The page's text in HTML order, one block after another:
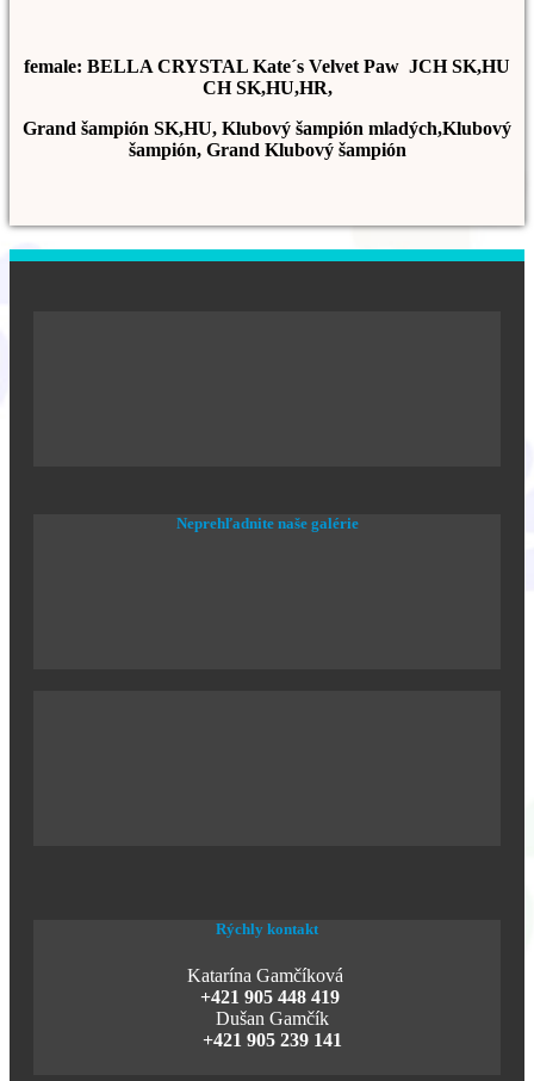
female: BELLA CRYSTAL Kate´s Velvet Paw JCH SK,HU
CH SK,HU,HR,
Grand šampión SK,HU, Klubový šampión mladých,Klubový
šampión, Grand Klubový šampión
Neprehľadnite naše galérie
Rýchly kontakt
Katarína Gamčíková
+421 905 448 419
Dušan Gamčík
+421 905 239 141